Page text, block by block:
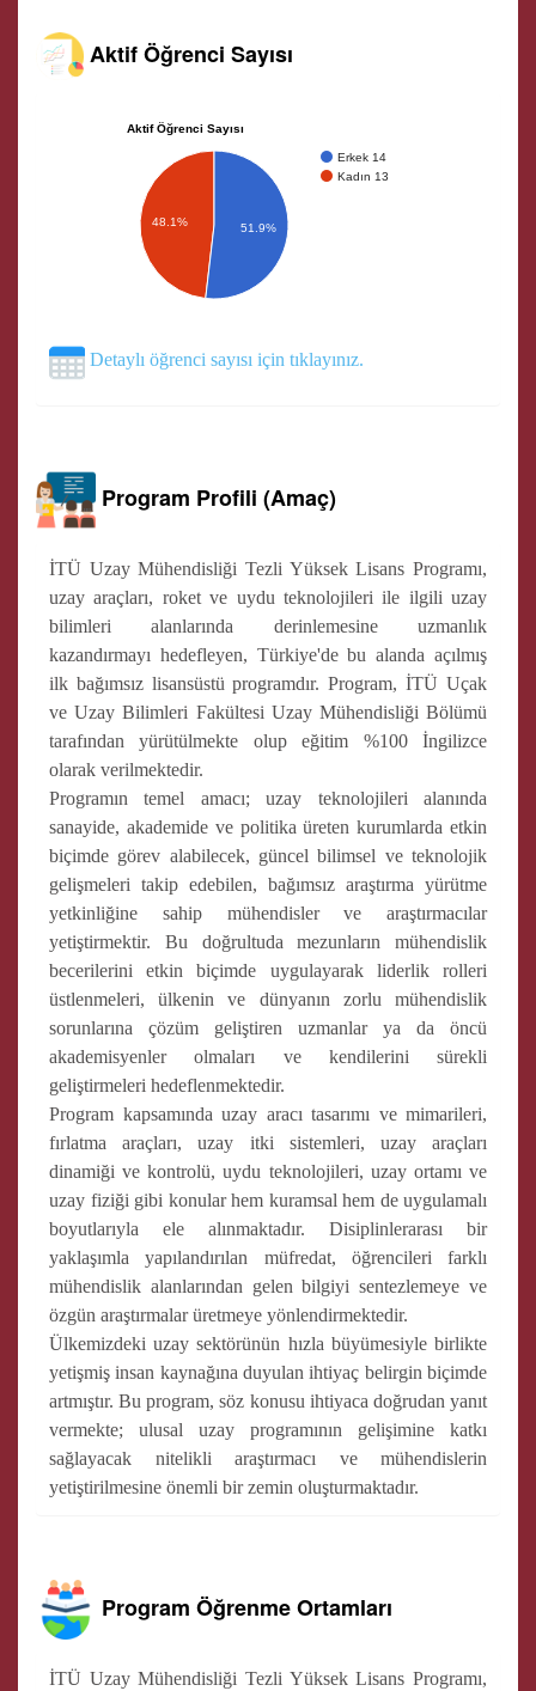
Aktif Öğrenci Sayısı
Aktif Öğrenci Sayısı
Erkek 14
Kadın 13
48.1% 51.9%
Detaylı öğrenci sayısı için tıklayınız.
Program Profili (Amaç)
İTÜ Uzay Mühendisliği Tezli Yüksek Lisans Programı,
uzay araçları, roket ve uydu teknolojileri ile ilgili uzay
bilimleri alanlarında derinlemesine uzmanlık
kazandırmayı hedefleyen, Türkiye'de bu alanda açılmış
ilk bağımsız lisansüstü programdır. Program, İTÜ Uçak
ve Uzay Bilimleri Fakültesi Uzay Mühendisliği Bölümü
tarafından yürütülmekte olup eğitim %100 İngilizce
olarak verilmektedir.
Programın temel amacı; uzay teknolojileri alanında
sanayide, akademide ve politika üreten kurumlarda etkin
biçimde görev alabilecek, güncel bilimsel ve teknolojik
gelişmeleri takip edebilen, bağımsız araştırma yürütme
yetkinliğine sahip mühendisler ve araştırmacılar
yetiştirmektir. Bu doğrultuda mezunların mühendislik
becerilerini etkin biçimde uygulayarak liderlik rolleri
üstlenmeleri, ülkenin ve dünyanın zorlu mühendislik
sorunlarına çözüm geliştiren uzmanlar ya da öncü
akademisyenler olmaları ve kendilerini sürekli
geliştirmeleri hedeflenmektedir.
Program kapsamında uzay aracı tasarımı ve mimarileri,
fırlatma araçları, uzay itki sistemleri, uzay araçları
dinamiği ve kontrolü, uydu teknolojileri, uzay ortamı ve
uzay fiziği gibi konular hem kuramsal hem de uygulamalı
boyutlarıyla ele alınmaktadır. Disiplinlerarası bir
yaklaşımla yapılandırılan müfredat, öğrencileri farklı
mühendislik alanlarından gelen bilgiyi sentezlemeye ve
özgün araştırmalar üretmeye yönlendirmektedir.
Ülkemizdeki uzay sektörünün hızla büyümesiyle birlikte
yetişmiş insan kaynağına duyulan ihtiyaç belirgin biçimde
artmıştır. Bu program, söz konusu ihtiyaca doğrudan yanıt
vermekte; ulusal uzay programının gelişimine katkı
sağlayacak nitelikli araştırmacı ve mühendislerin
yetiştirilmesine önemli bir zemin oluşturmaktadır.
Program Öğrenme Ortamları
İTÜ Uzay Mühendisliği Tezli Yüksek Lisans Programı,